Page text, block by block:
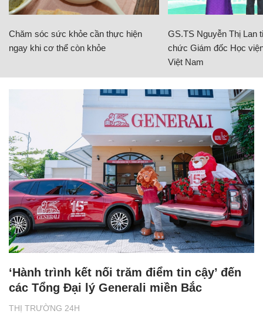
Chăm sóc sức khỏe cần thực hiện
ngay khi cơ thể còn khỏe
GS.TS Nguyễn Thị Lan
chức Giám đốc Học
Việt Nam
THỊ TRƯỜNG 24H
‘Hành trình kết nối trăm điểm tin cậy’ đến
các Tổng Đại lý Generali miền Bắc